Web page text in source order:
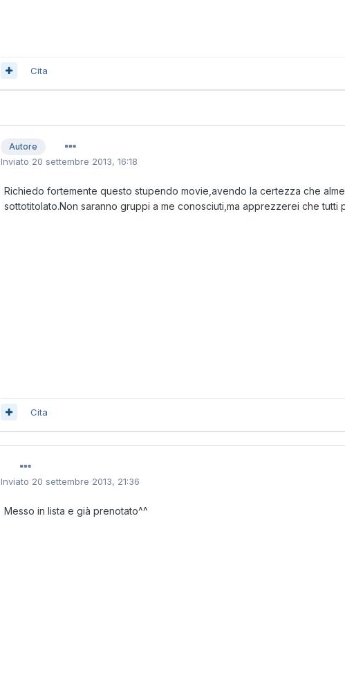
Cita
Autore
Inviato 20 settembre 2013, 16:18
Richiedo fortemente questo stupendo movie,avendo la certezza che
sottotitolato.Non saranno gruppi a me conosciuti,ma apprezzerei che tutti
Cita
Inviato 20 settembre 2013, 21:36
Messo in lista e già prenotato^^